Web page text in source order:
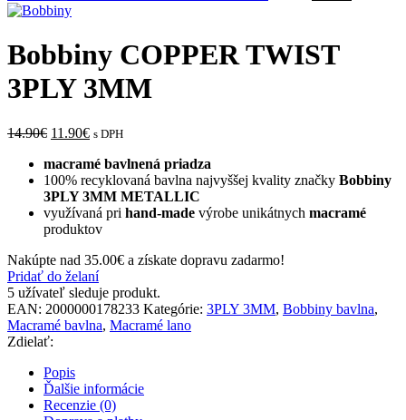
Bobbiny COPPER TWIST
3PLY 3MM
14.90€ 11.90€ s DPH
macramé bavlnená priadza
100% recyklovaná bavlna najvyššej kvality značky Bobbiny
3PLY 3MM METALLIC
využívaná pri hand-made výrobe unikátnych macramé
produktov
Nakúpte nad 35.00€ a získate dopravu zadarmo!
Pridať do želaní
5 užívateľ sleduje produkt.
EAN: 2000000178233 Kategórie: 3PLY 3MM, Bobbiny bavlna,
Macramé bavlna, Macramé lano
Zdielať:
Popis
Ďalšie informácie
Recenzie (0)